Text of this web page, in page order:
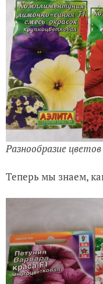
Разнообразие
Теперь мы знаем,